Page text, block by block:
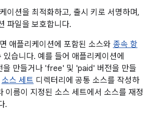
이션을 최적화하고, 출시 키로 서명하며,
파일을 보호합니다.
애플리케이션에 포함된 소스와 종속 항
있습니다. 예를 들어 애플리케이션에
만들거나 'free' 및 'paid' 버전을 만들
소스 세트 디렉터리에 공통 소스를 작성하
이름이 지정된 소스 세트에서 소스를 재정
.